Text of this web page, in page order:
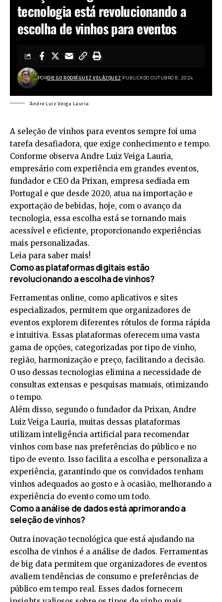
tecnologia está revolucionando a
escolha de vinhos para eventos
PORDIEGO RODRÍGUEZ VELÁZQUEZ PUBLICADO OUTUBRO 8, 2024
Andre Luiz Veiga Lauria
A seleção de vinhos para eventos sempre foi uma
tarefa desafiadora, que exige conhecimento e tempo.
Conforme observa Andre Luiz Veiga Lauria,
empresário com experiência em grandes eventos,
fundador e CEO da Prixan, empresa sediada em
Portugal e que desde 2020, atua na importação e
exportação de bebidas, hoje, com o avanço da
tecnologia, essa escolha está se tornando mais
acessível e eficiente, proporcionando experiências
mais personalizadas.
Leia para saber mais!
Como as plataformas digitais estão
revolucionando a escolha de vinhos?
Ferramentas online, como aplicativos e sites
especializados, permitem que organizadores de
eventos explorem diferentes rótulos de forma rápida
e intuitiva. Essas plataformas oferecem uma vasta
gama de opções, categorizadas por tipo de vinho,
região, harmonização e preço, facilitando a decisão.
O uso dessas tecnologias elimina a necessidade de
consultas extensas e pesquisas manuais, otimizando
o tempo.
Além disso, segundo o fundador da Prixan, Andre
Luiz Veiga Lauria, muitas dessas plataformas
utilizam inteligência artificial para recomendar
vinhos com base nas preferências do público e no
tipo de evento. Isso facilita a escolha e personaliza a
experiência, garantindo que os convidados tenham
vinhos adequados ao gosto e à ocasião, melhorando a
experiência do evento como um todo.
Como a análise de dados está aprimorando a
seleção de vinhos?
Outra inovação tecnológica que está ajudando na
escolha de vinhos é a análise de dados. Ferramentas
de big data permitem que organizadores de eventos
avaliem tendências de consumo e preferências de
público em tempo real. Esses dados fornecem